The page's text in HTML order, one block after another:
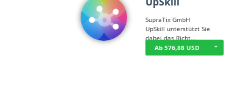
SupraTix GmbH
UpSkill unterstützt Sie
dabei das Richt…
Ab 576,88 USD